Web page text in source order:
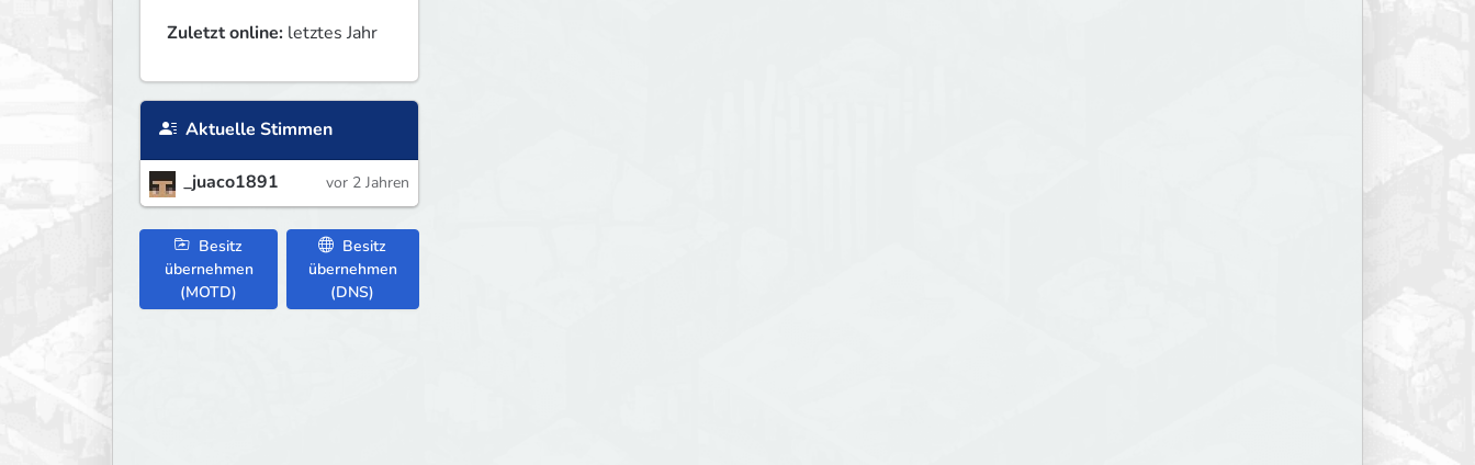
Zuletzt online: letztes Jahr
Aktuelle Stimmen
_juaco1891 vor 2 Jahren
Besitz
übernehmen
(MOTD)
Besitz
übernehmen
(DNS)